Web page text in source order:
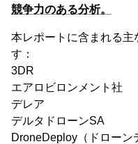
競争力のある分析。
本レポートに含まれる
す：
3DR
エアロビロンメント社
デレア
デルタドローンSA
DroneDeploy（ドローン